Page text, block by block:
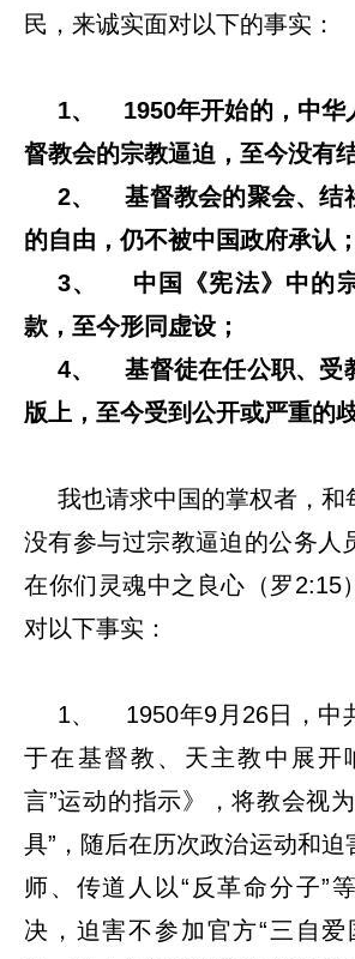
民，来诚实面对以下的事实：
1、 1950年开始的，中华
督教会的宗教逼迫，至今没有
2、 基督教会的聚会、结
的自由，仍不被中国政府承认；
3、 中国《宪法》中的
款，至今形同虚设；
4、 基督徒在任公职、受
版上，至今受到公开或严重的歧
我也请求中国的掌权者，和
没有参与过宗教逼迫的公务人
在你们灵魂中之良心（罗2:15
对以下事实：
1、 1950年9月26日，中
于在基督教、天主教中展开
言”运动的指示》，将教会视
具”，随后在历次政治运动和迫
师、传道人以“反革命分子”
决，迫害不参加官方“三自爱